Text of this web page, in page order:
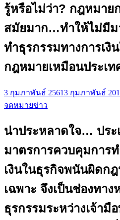
รู้หรือไม่ว่า? กฎหมาย
สมัยมาก…ทำให้ไม่มีม
ทำธุรกรรมทางการเงิ
กฎหมายเหมือนประเท
3 กุมภาพันธ์ 25613 กุมภาพันธ์
จดหมายข่าว
น่าประหลาดใจ… ประ
มาตรการควบคุมการ
เงินในธุรกิจพนันผิดก
เฉพาะ จึงเป็นช่องทา
ธุรกรรมระหว่างเจ้า